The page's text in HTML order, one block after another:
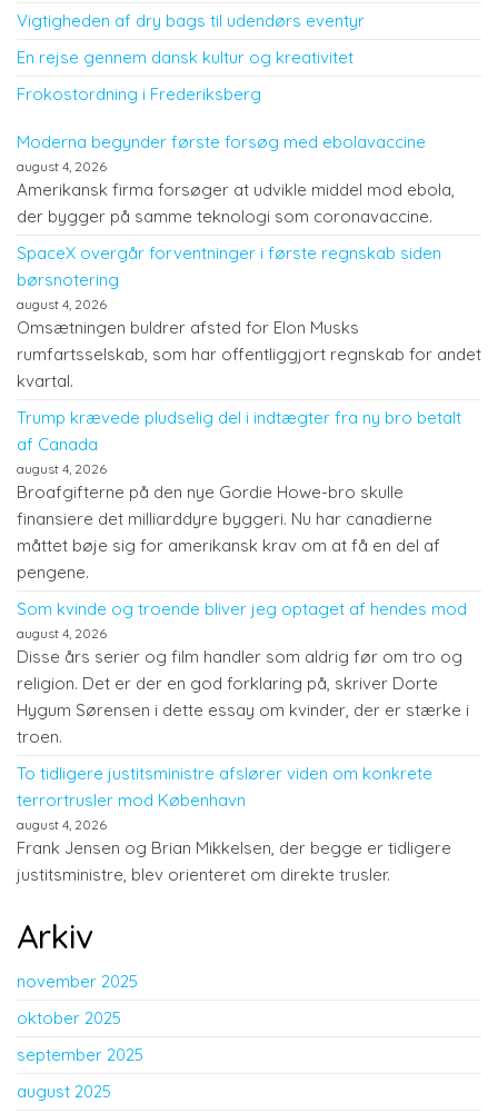
Vigtigheden af dry bags til udendørs eventyr
En rejse gennem dansk kultur og kreativitet
Frokostordning i Frederiksberg
Moderna begynder første forsøg med ebolavaccine
august 4, 2026
Amerikansk firma forsøger at udvikle middel mod ebola,
der bygger på samme teknologi som coronavaccine.
SpaceX overgår forventninger i første regnskab siden
børsnotering
august 4, 2026
Omsætningen buldrer afsted for Elon Musks
rumfartsselskab, som har offentliggjort regnskab for andet
kvartal.
Trump krævede pludselig del i indtægter fra ny bro betalt
af Canada
august 4, 2026
Broafgifterne på den nye Gordie Howe-bro skulle
finansiere det milliarddyre byggeri. Nu har canadierne
måttet bøje sig for amerikansk krav om at få en del af
pengene.
Som kvinde og troende bliver jeg optaget af hendes mod
august 4, 2026
Disse års serier og film handler som aldrig før om tro og
religion. Det er der en god forklaring på, skriver Dorte
Hygum Sørensen i dette essay om kvinder, der er stærke i
troen.
To tidligere justitsministre afslører viden om konkrete
terrortrusler mod København
august 4, 2026
Frank Jensen og Brian Mikkelsen, der begge er tidligere
justitsministre, blev orienteret om direkte trusler.
Arkiv
november 2025
oktober 2025
september 2025
august 2025